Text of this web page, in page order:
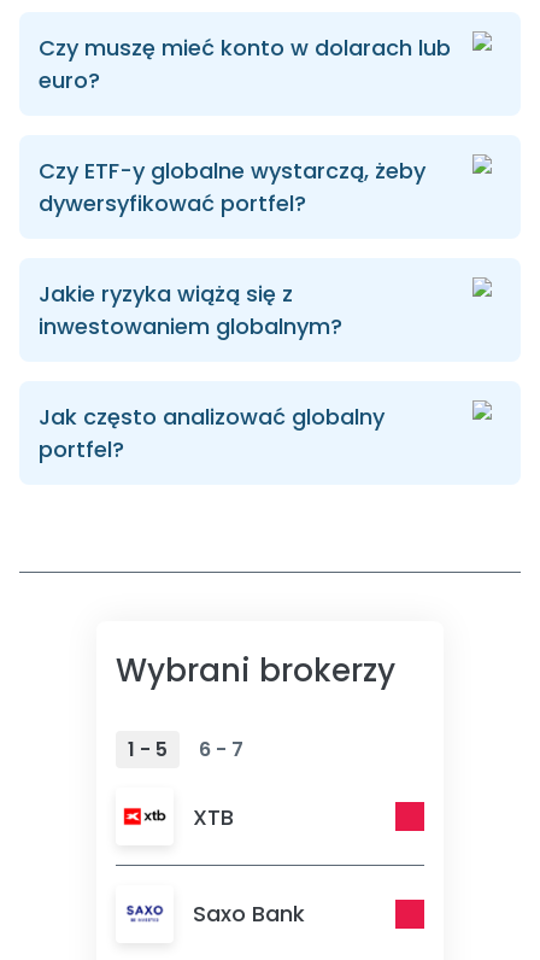
Czy muszę mieć konto w dolarach lub
euro?
Czy ETF-y globalne wystarczą, żeby
dywersyfikować portfel?
Jakie ryzyka wiążą się z
inwestowaniem globalnym?
Jak często analizować globalny
portfel?
Wybrani brokerzy
1 - 5 6 - 7
XTB
Saxo Bank